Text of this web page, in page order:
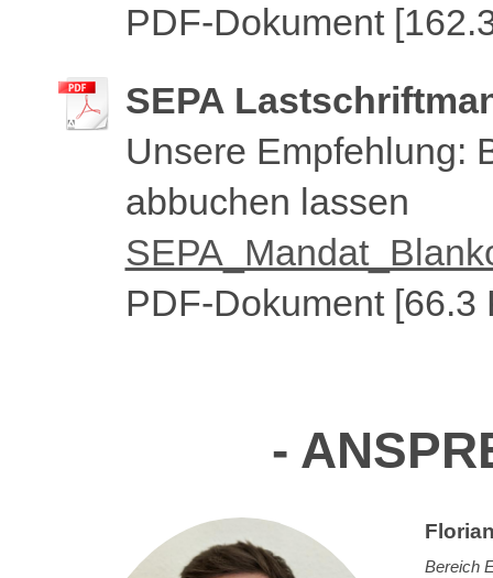
PDF-Dokument
SEPA
Unsere Empfehlung:
abbuchen lassen
PDF-Dokument [66.3
-
Bereich